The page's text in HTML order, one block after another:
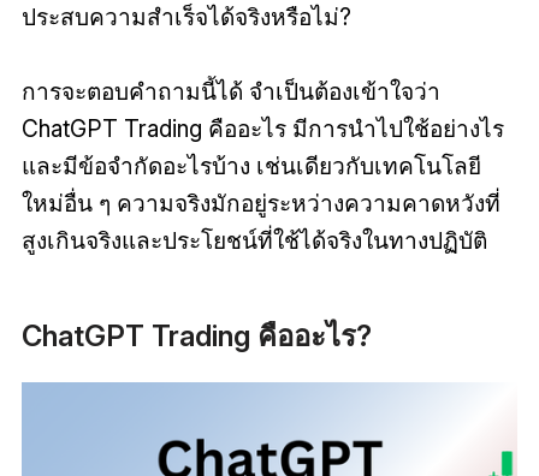
ประสบความสำเร็จได้จริงหรือไม่?
การจะตอบคำถามนี้ได้ จำเป็นต้องเข้าใจว่า
ChatGPT Trading คืออะไร มีการนำไปใช้อย่างไร
และมีข้อจำกัดอะไรบ้าง เช่นเดียวกับเทคโนโลยี
ใหม่อื่น ๆ ความจริงมักอยู่ระหว่างความคาดหวังที่
สูงเกินจริงและประโยชน์ที่ใช้ได้จริงในทางปฏิบัติ
ChatGPT Trading คืออะไร?